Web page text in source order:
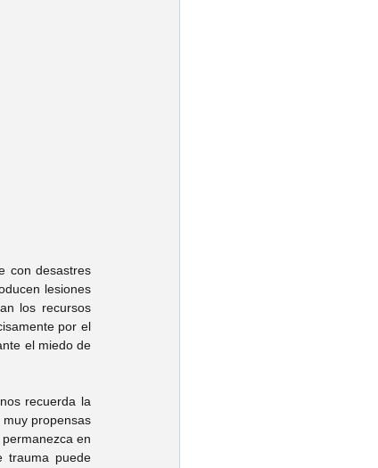
con desastres
lesiones
los recursos
por el
el miedo de
recuerda la
propensas
en
trauma puede